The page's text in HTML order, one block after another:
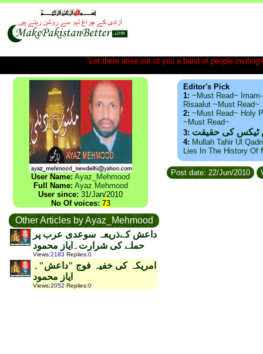
"Let there arise out of you a band of people
User Name: Ayaz_Mehmood
Full Name: Ayaz Mehmood
User since: 31/Jan/2010
No Of voices: 73
Other Articles by Ayaz_Mehmood
داعش کےذریعہ سوعدی عرب پر
حملے کی شرارت۔ایاز محمود
Views:2183 Replies:0
امریکہ کی خفیہ فوج "داعش"۔
ایاز محمود
Views:2052 Replies:0
Editor's Pick
1: ~Must Read~
Risaalut ~Must Read~
2: ~Must Read~ Holy
~Must Read~
3: ٹیکس کی حقیقت
4: Mullah Tahir Ul
Lies In The History Of
Post date: 22/Jun/2010